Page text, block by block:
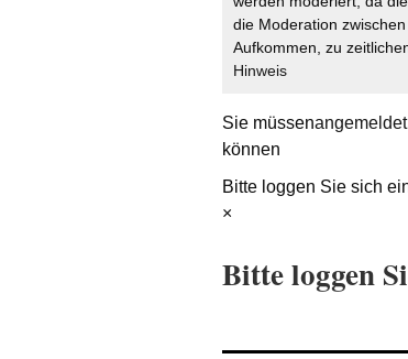
die Moderation
Aufkommen, zu
Hinweis
Sie müssenangemeldet
können
Bitte loggen Sie sich
×
Bitte loggen